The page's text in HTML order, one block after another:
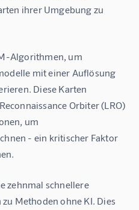
ihrer Umgebung zu
Algorithmen, um
mit einer Auflösung
Diese Karten
Orbiter (LRO)
um
- ein kritischer Faktor
zehnmal schnellere
Methoden ohne KI. Dies